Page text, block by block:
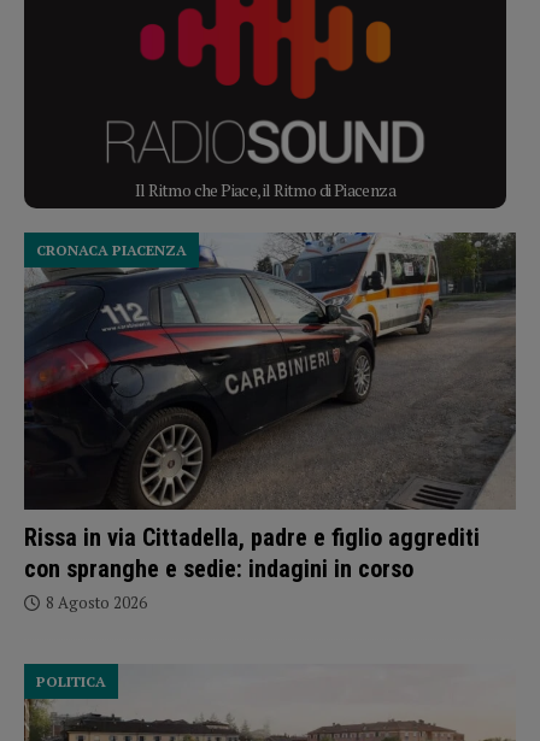
Il Ritmo che Piace, il Ritmo di Piacenza
Rissa in via Cittadella, padre e figlio aggrediti
con spranghe e sedie: indagini in corso
CRONACA PIACENZA
8 Agosto 2026
POLITICA